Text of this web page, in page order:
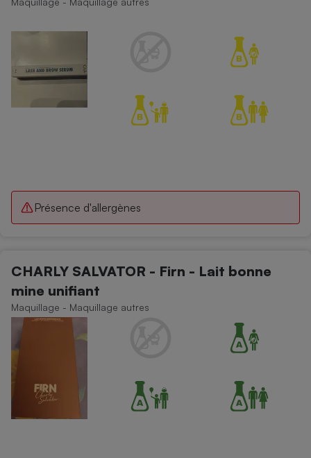
Présence d'allergènes
CHARLY SALVATOR - Firn - Lait bonne
mine unifiant
Maquillage - Maquillage autres